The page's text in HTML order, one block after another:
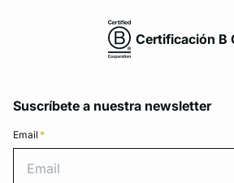
Certificación B
Suscríbete a nuestra newsletter
Email *